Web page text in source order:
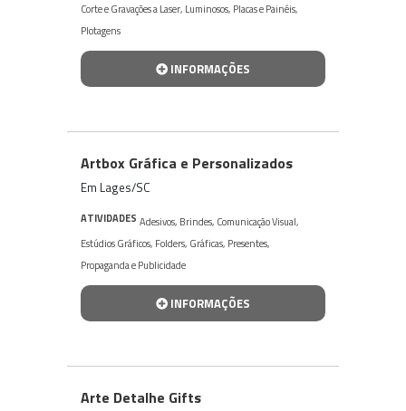
Corte e Gravações a Laser, Luminosos, Placas e Painéis,
Plotagens
INFORMAÇÕES
Artbox Gráfica e Personalizados
Em Lages/SC
ATIVIDADES Adesivos, Brindes, Comunicação Visual,
Estúdios Gráficos, Folders, Gráficas, Presentes,
Propaganda e Publicidade
INFORMAÇÕES
Arte Detalhe Gifts